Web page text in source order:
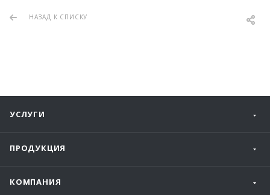
НАЗАД К СПИСКУ
УСЛУГИ
ПРОДУКЦИЯ
КОМПАНИЯ